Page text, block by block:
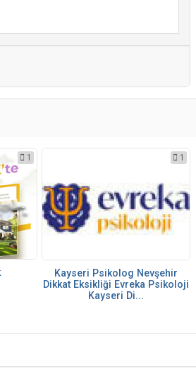
1 1
Kayseri Psikolog Nevşehir
Dikkat Eksikliği Evreka Psikoloji
Kayseri Di...